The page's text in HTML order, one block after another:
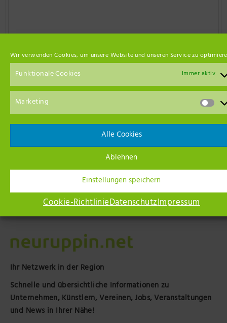
Wir verwenden Cookies, um unsere Website und unseren Service zu
Funktionale Cookies Immer aktiv
Marketing
Alle Cookies
Ablehnen
Einstellungen speichern
Cookie-RichtlinieDatenschutzImpressum
Ihr Netzwerk in der Region
Schnelle und übersichtliche Informationen zu
Unternehmen, Künstlern, Vereinen, Jobs, Veranstaltungen
und News in Ihrer Nähe!